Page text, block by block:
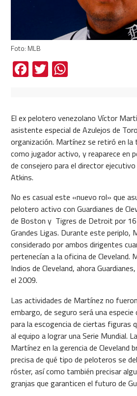
Foto: MLB
Facebook
Twitter
El ex pelotero venezolano Víctor
asistente especial de Azulejos de
organización. Martínez se retiró en
como jugador activo, y reaparece en
de consejero para el director
Atkins.
No es casual este «nuevo rol» que
pelotero activo con Guardianes de
de Boston y Tigres de Detroit por
Grandes Ligas. Durante este periplo,
considerado por ambos dirigentes
pertenecían a la oficina de Cleveland.
Indios de Cleveland, ahora
el 2009.
Las actividades de Martínez no
embargo, de seguro será una
para la escogencia de ciertas figuras
al equipo a lograr una Serie Mundial.
Martínez en la gerencia de Cleveland
precisa de qué tipo de peloteros se
róster, así como también precisar
granjas que garanticen el futuro de